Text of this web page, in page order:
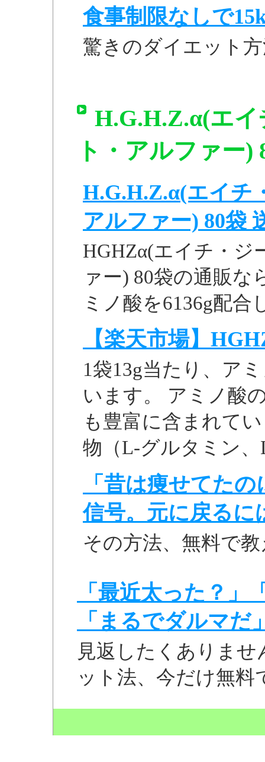
食事制限なしで
驚きのダイエット
H.G.H.Z.α(エ
ト・アルファー)
H.G.H.Z.α(エイチ
アルファー) 80袋
HGHZα(エイチ・ジ
ァー) 80袋の通販
ミノ酸を6136g配合
【楽天市場】
1袋13g当たり、ア
います。 アミノ酸
も豊富に含まれて
物（L-グルタミン
「昔は痩せてた
信号。元に戻るに
その方法、無料で
「最近太った？
「まるでダルマだ
見返したくありま
ット法、今だけ無料